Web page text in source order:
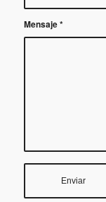
Mensaje*